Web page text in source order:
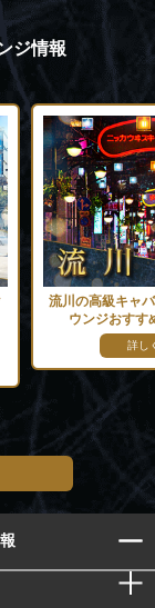
ジ情報
流川の高級キャ
ウンジおすす
詳し